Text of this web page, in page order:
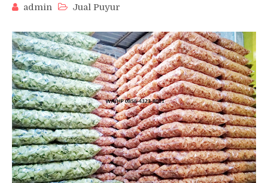
admin Jual Puyur